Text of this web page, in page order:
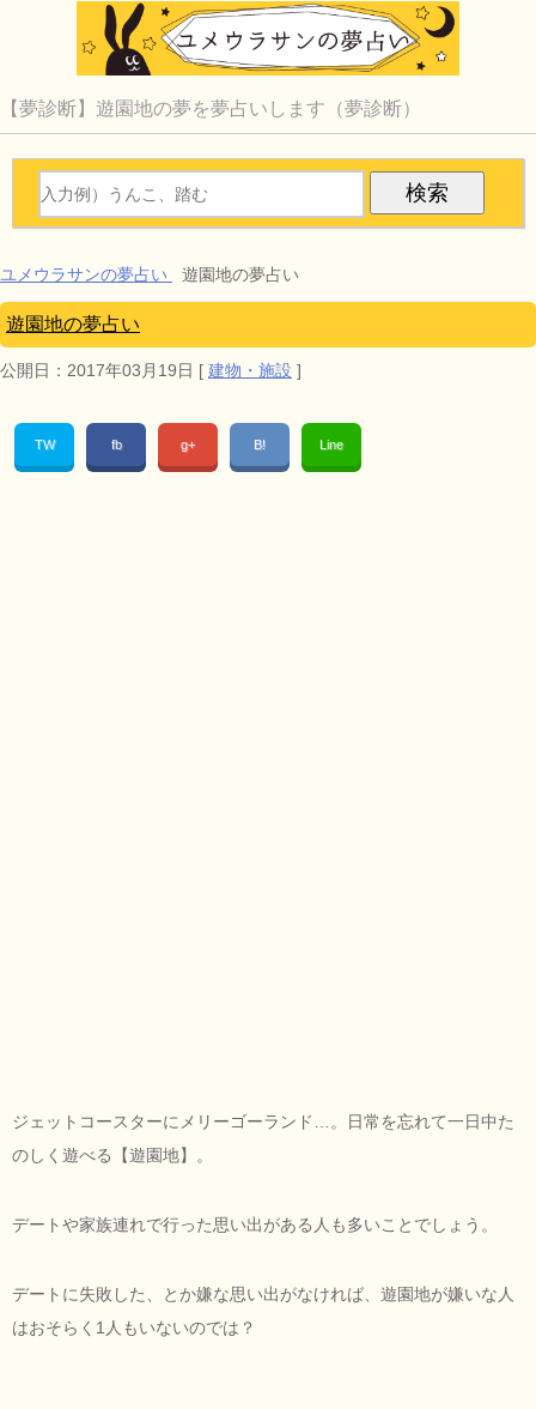
【夢診断】遊園地の夢を夢占いします（夢診断）
ユメウラサンの夢占い 遊園地の夢占い
遊園地の夢占い
公開日： 2017年03月19日 [ 建物・施設 ]
TW fb g+ B! Line
ジェットコースターにメリーゴーランド…。日常を忘れて一日中た
のしく遊べる【遊園地】。
デートや家族連れで行った思い出がある人も多いことでしょう。
デートに失敗した、とか嫌な思い出がなければ、遊園地が嫌いな人
はおそらく1人もいないのでは？